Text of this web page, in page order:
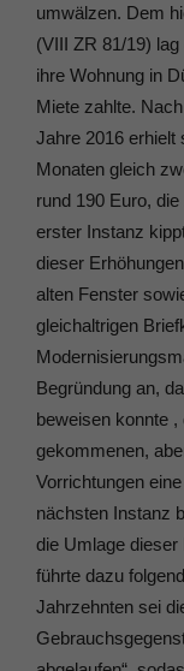
umwälzen. Dem
(VIII ZR 81/19)
ihre Wohnung in
Miete zahlte.
Jahre 2016 erhielt
Monaten gleich
rund 190 Euro,
erster Instanz
dieser
alten Fenster
gleichaltrigen
Begründung an,
beweisen konnte
gekommenen,
Vorrichtungen
nächsten Instanz
die Umlage
führte dazu
Jahrzehnten sei